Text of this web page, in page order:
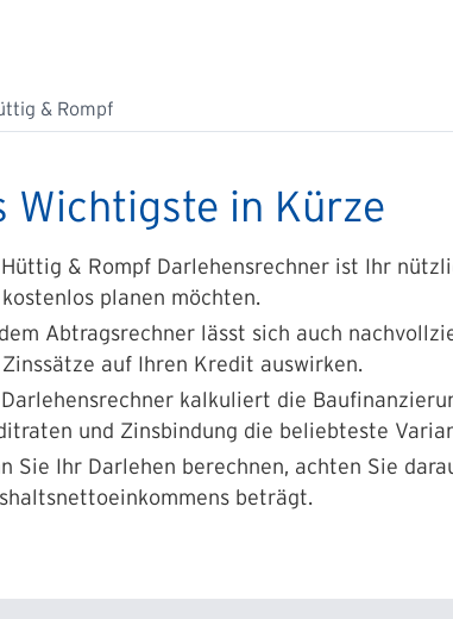
& Rompf
Wichtigste in Kürze
& Rompf Darlehensrechner ist Ihr
planen möchten.
Abtragsrechner lässt sich auch
auf Ihren Kredit auswirken.
kalkuliert die
und Zinsbindung die beliebteste
Sie Ihr Darlehen berechnen, achten Sie
beträgt.